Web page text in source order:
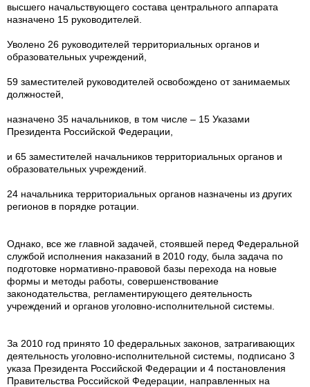
высшего начальствующего состава центрального аппарата
назначено 15 руководителей.
Уволено 26 руководителей территориальных органов и
образовательных учреждений,
59 заместителей руководителей освобождено от занимаемых
должностей,
назначено 35 начальников, в том числе – 15 Указами
Президента Российской Федерации,
и 65 заместителей начальников территориальных органов и
образовательных учреждений.
24 начальника территориальных органов назначены из других
регионов в порядке ротации.
Однако, все же главной задачей, стоявшей перед Федеральной
службой исполнения наказаний в 2010 году, была задача по
подготовке нормативно-правовой базы перехода на новые
формы и методы работы, совершенствование
законодательства, регламентирующего деятельность
учреждений и органов уголовно-исполнительной системы.
За 2010 год принято 10 федеральных законов, затрагивающих
деятельность уголовно-исполнительной системы, подписано 3
указа Президента Российской Федерации и 4 постановления
Правительства Российской Федерации, направленных на